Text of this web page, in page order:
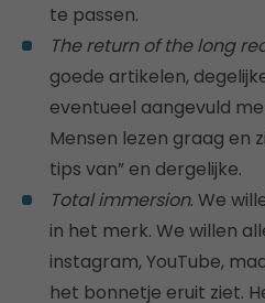
te passen.
The return of the long
goede artikelen,
eventueel aangevuld
Mensen lezen graag en
tips van” en dergelijke.
Total immersion. We
in het merk. We willen
instagram, YouTube,
het bonnetje eruit ziet.